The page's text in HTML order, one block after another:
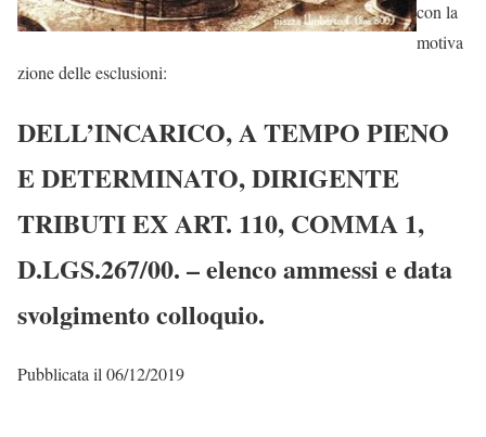
con la
motiva
zione delle esclusioni:
DELL’INCARICO, A TEMPO PIENO
E DETERMINATO, DIRIGENTE
TRIBUTI EX ART. 110, COMMA 1,
D.LGS.267/00. – elenco ammessi e data
svolgimento colloquio.
Pubblicata il 06/12/2019